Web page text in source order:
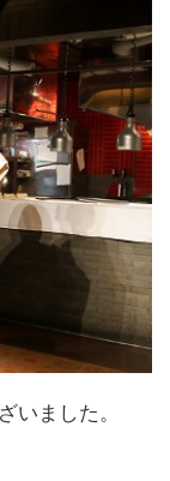
ました。